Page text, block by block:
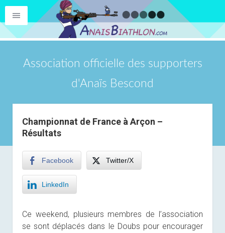
Association officielle des supporters
d'Anaïs Bescond
Championnat de France à Arçon –
Résultats
Facebook Twitter/X
LinkedIn
Ce weekend, plusieurs membres de l’association
se sont déplacés dans le Doubs pour encourager